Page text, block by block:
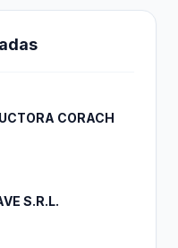
CORACH
S.R.L.